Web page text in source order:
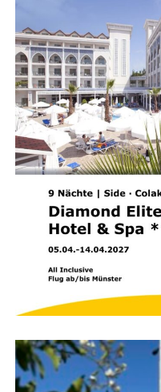
werks­kam­mer für
dels­kam­mer für
den benach­bar­ten
Die Inno­va­ti­ons­be­ra­ter
walt infor­mie­ren über
Schutz­rech­te und geben
cen, recht­li­chen
Förderprogrammen.
Ein Schwer­punkt der
ti­gen Eigen­tums.
wie sich Ent­wick­lun­gen
ein­ge­tra­ge­ne Designs
zen las­sen. Zu den
ten zäh­len unter
oder cha­rak­te­ris­ti­sche
stärken.
Die Teil­nah­me am